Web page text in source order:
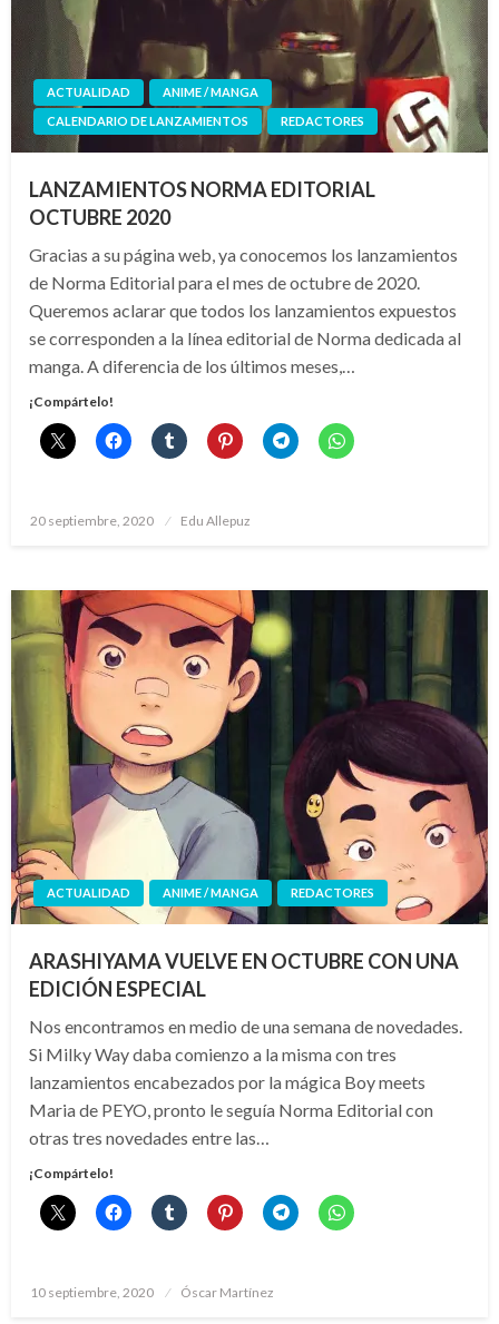
ACTUALIDAD
ANIME / MANGA
CALENDARIO DE LANZAMIENTOS
REDACTORES
LANZAMIENTOS NORMA EDITORIAL
OCTUBRE 2020
Gracias a su página web, ya conocemos los lanzamientos
de Norma Editorial para el mes de octubre de 2020.
Queremos aclarar que todos los lanzamientos expuestos
se corresponden a la línea editorial de Norma dedicada al
manga. A diferencia de los últimos meses,…
¡Compártelo!
Publicado
20 septiembre, 2020 Edu Allepuz
ACTUALIDAD ANIME / MANGA REDACTORES
ARASHIYAMA VUELVE EN OCTUBRE CON UNA
EDICIÓN ESPECIAL
Nos encontramos en medio de una semana de novedades.
Si Milky Way daba comienzo a la misma con tres
lanzamientos encabezados por la mágica Boy meets
Maria de PEYO, pronto le seguía Norma Editorial con
otras tres novedades entre las…
¡Compártelo!
Publicado
10 septiembre, 2020 Óscar Martínez